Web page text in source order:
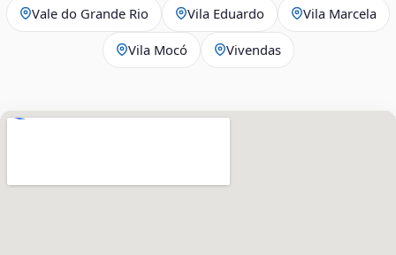
Vale do Grande Rio Vila Eduardo Vila Marcela
Vila Mocó Vivendas